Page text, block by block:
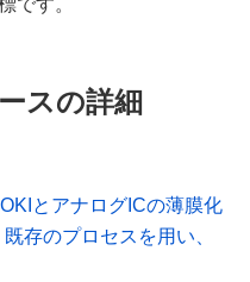
です。
スの詳細
とアナログICの薄膜化
存のプロセスを用い、